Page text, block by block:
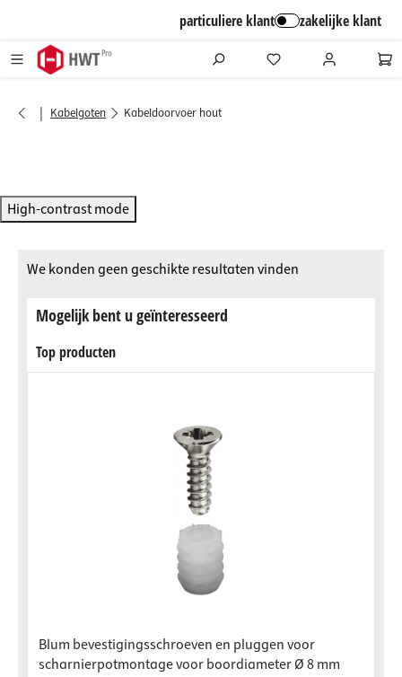
particuliere klant zakelijke klant
| Kabelgoten Kabeldoorvoer hout
High-contrast mode
We konden geen geschikte resultaten vinden
Mogelijk bent u geïnteresseerd
Top producten
Blum bevestigingsschroeven en pluggen voor
scharnierpotmontage voor boordiameter Ø 8 mm